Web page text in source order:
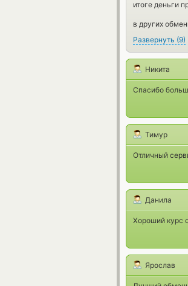
итоге деньги
в других
Развернуть (9)
Никита
Спасибо
Тимур
Отличный
Данила
Хороший курс
Ярослав